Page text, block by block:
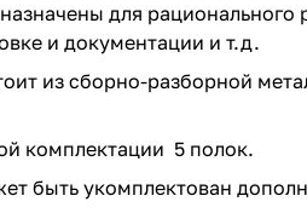
для
и документации и т.д.
из сборно-разборной
комплектации 5 полок.
быть укомплектован